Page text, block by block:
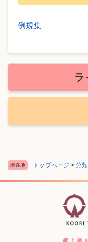
現在地 トップページ > 分
例規集
ラ